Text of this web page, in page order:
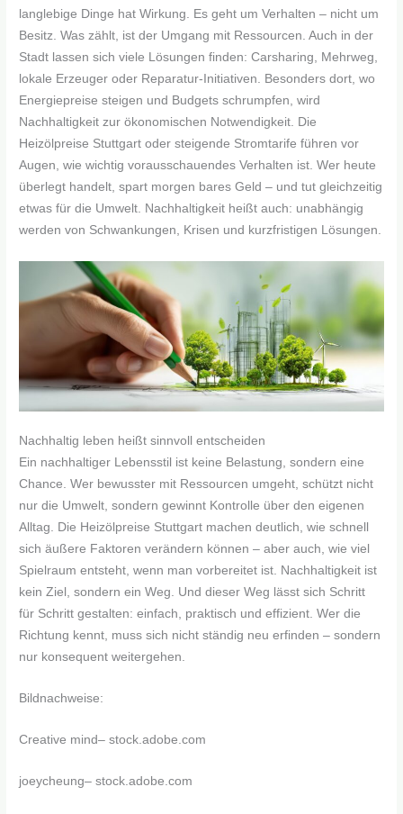
langlebige Dinge hat Wirkung. Es geht um Verhalten – nicht um
Besitz. Was zählt, ist der Umgang mit Ressourcen. Auch in der
Stadt lassen sich viele Lösungen finden: Carsharing, Mehrweg,
lokale Erzeuger oder Reparatur-Initiativen. Besonders dort, wo
Energiepreise steigen und Budgets schrumpfen, wird
Nachhaltigkeit zur ökonomischen Notwendigkeit. Die
Heizölpreise Stuttgart oder steigende Stromtarife führen vor
Augen, wie wichtig vorausschauendes Verhalten ist. Wer heute
überlegt handelt, spart morgen bares Geld – und tut gleichzeitig
etwas für die Umwelt. Nachhaltigkeit heißt auch: unabhängig
werden von Schwankungen, Krisen und kurzfristigen Lösungen.
Nachhaltig leben heißt sinnvoll entscheiden
Ein nachhaltiger Lebensstil ist keine Belastung, sondern eine
Chance. Wer bewusster mit Ressourcen umgeht, schützt nicht
nur die Umwelt, sondern gewinnt Kontrolle über den eigenen
Alltag. Die Heizölpreise Stuttgart machen deutlich, wie schnell
sich äußere Faktoren verändern können – aber auch, wie viel
Spielraum entsteht, wenn man vorbereitet ist. Nachhaltigkeit ist
kein Ziel, sondern ein Weg. Und dieser Weg lässt sich Schritt
für Schritt gestalten: einfach, praktisch und effizient. Wer die
Richtung kennt, muss sich nicht ständig neu erfinden – sondern
nur konsequent weitergehen.
Bildnachweise:
Creative mind– stock.adobe.com
joeycheung– stock.adobe.com